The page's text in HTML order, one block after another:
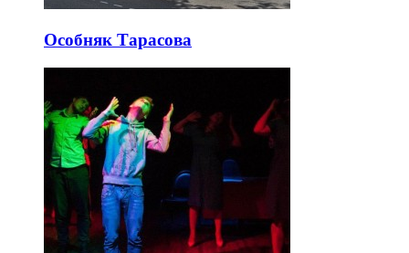
Особняк Тарасова